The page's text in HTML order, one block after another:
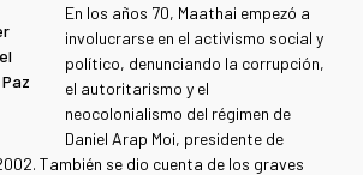
En los años 70, Maathai empezó a
involucrarse en el activismo social y
político, denunciando la corrupción,
el autoritarismo y el
neocolonialismo del régimen de
Daniel Arap Moi, presidente de
También se dio cuenta de los graves